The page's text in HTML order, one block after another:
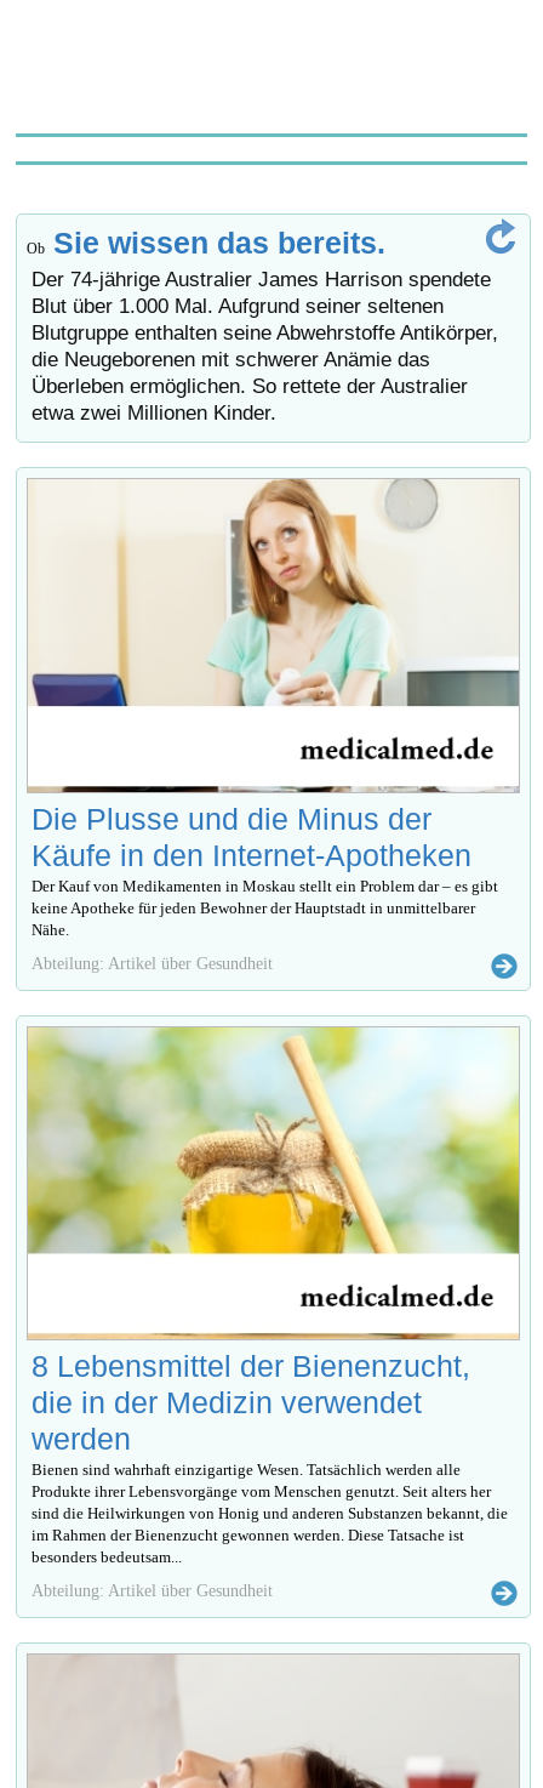
Ob Sie wissen das bereits.
Der 74-jährige Australier James Harrison spendete
Blut über 1.000 Mal. Aufgrund seiner seltenen
Blutgruppe enthalten seine Abwehrstoffe Antikörper,
die Neugeborenen mit schwerer Anämie das
Überleben ermöglichen. So rettete der Australier
etwa zwei Millionen Kinder.
Die Plusse und die Minus der
Käufe in den Internet-Apotheken
Der Kauf von Medikamenten in Moskau stellt ein Problem dar – es gibt
keine Apotheke für jeden Bewohner der Hauptstadt in unmittelbarer
Nähe.
Abteilung: Artikel über Gesundheit
8 Lebensmittel der Bienenzucht,
die in der Medizin verwendet
werden
Bienen sind wahrhaft einzigartige Wesen. Tatsächlich werden alle
Produkte ihrer Lebensvorgänge vom Menschen genutzt. Seit alters her
sind die Heilwirkungen von Honig und anderen Substanzen bekannt, die
im Rahmen der Bienenzucht gewonnen werden. Diese Tatsache ist
besonders bedeutsam...
Abteilung: Artikel über Gesundheit